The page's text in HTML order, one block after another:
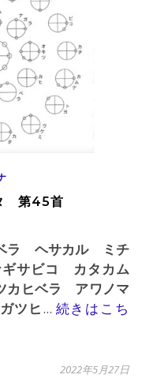
第45首
サビコ カタカム
ヒベラ アワノマ
ツヒ... 続きはこち
2022年5月27日